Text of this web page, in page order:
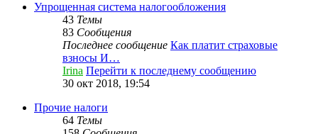
Упрощенная система налогообложения
43 Темы
83 Сообщения
Последнее сообщение Как платит страховые
взносы И…
Irina Перейти к последнему сообщению
30 окт 2018, 19:54
Прочие налоги
64 Темы